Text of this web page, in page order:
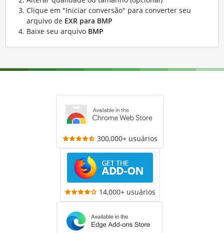
Clique em "Iniciar conversão" para converter seu
arquivo de EXR para BMP
Baixe seu arquivo BMP
300,000+ usuários
14,000+ usuários